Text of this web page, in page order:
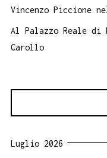
Vincenzo Piccione
Al Palazzo Reale
Carollo
Luglio 2026